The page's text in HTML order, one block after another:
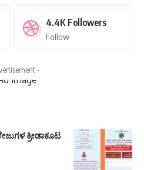
4.4K Followers
Follow
-
ಕ್ರೀಡಾಕೂಟ